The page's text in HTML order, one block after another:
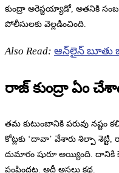
కుంద్రా అరెస్టయ్యాడో, అతనికి
పోలీసులకు వెల్లడించింది.
Also Read: ఆన్‌లైన్ బూతు
రాజ్ కుంద్రా ఏం
తమ కుటుంబానికి పరువు నష్టం
కోట్లకు ‘దావా’ వేశారు శిల్పా
దుమారం షురూ అయ్యింది. దానికి
పంపిందట. అదీ అసలు కథ.